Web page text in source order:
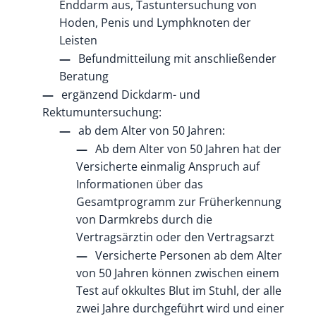
Enddarm aus, Tastuntersuchung von
Hoden, Penis und Lymphknoten der
Leisten
Befundmitteilung mit anschließender
Beratung
ergänzend Dickdarm- und
Rektumuntersuchung:
ab dem Alter von 50 Jahren:
Ab dem Alter von 50 Jahren hat der
Versicherte einmalig Anspruch auf
Informationen über das
Gesamtprogramm zur Früherkennung
von Darmkrebs durch die
Vertragsärztin oder den Vertragsarzt
Versicherte Personen ab dem Alter
von 50 Jahren können zwischen einem
Test auf okkultes Blut im Stuhl, der alle
zwei Jahre durchgeführt wird und einer